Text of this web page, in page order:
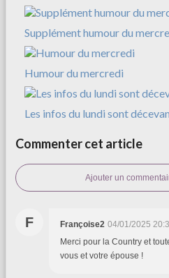
Supplément humour du
Humour du mercredi
Les infos du lundi sont
Commenter cet article
Ajouter un
F Françoise2 04/01/2025
Merci pour la Country et
vous et votre épouse !